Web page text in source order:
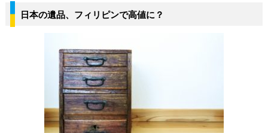
日本の遺品、フィリピンで高値に？